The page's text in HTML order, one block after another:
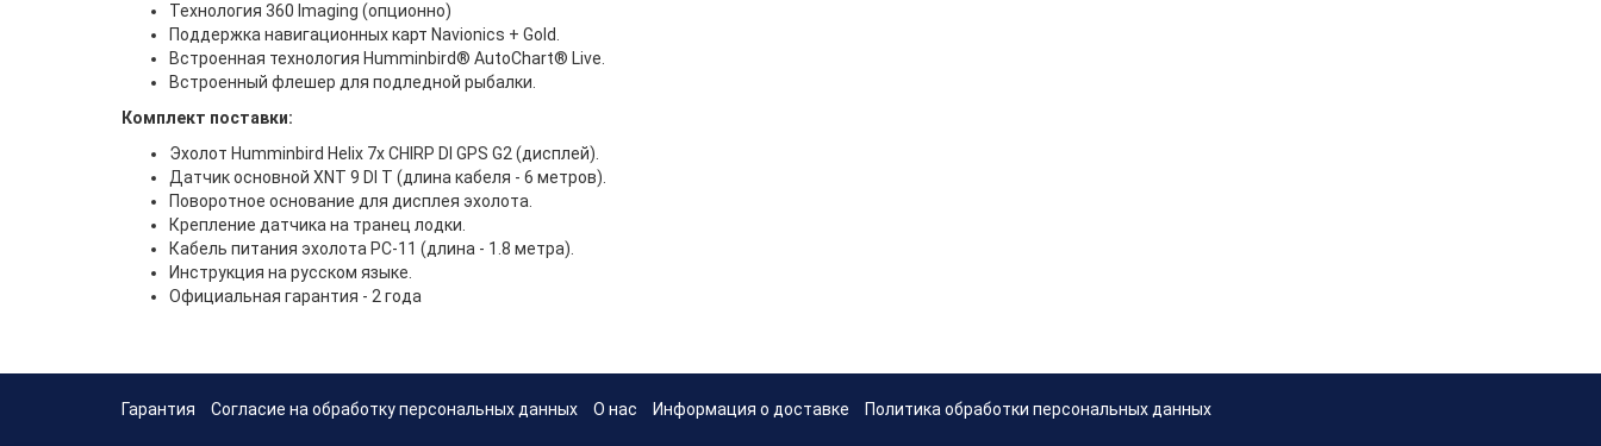
Технология 360 Imaging (опционно)
Поддержка навигационных карт Navionics + Gold.
Встроенная технология Humminbird® AutoChart® Live.
Встроенный флешер для подледной рыбалки.
Комплект поставки:
Эхолот Humminbird Helix 7x CHIRP DI GPS G2 (дисплей).
Датчик основной XNT 9 DI T (длина кабеля - 6 метров).
Поворотное основание для дисплея эхолота.
Крепление датчика на транец лодки.
Кабель питания эхолота PC-11 (длина - 1.8 метра).
Инструкция на русском языке.
Официальная гарантия - 2 года
Гарантия Согласие на обработку персональных данных О нас Информация о доставке Политика обработки персональных данных